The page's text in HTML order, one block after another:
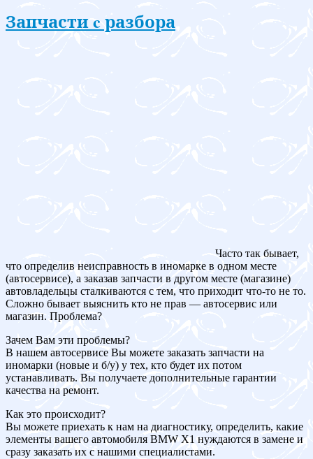
Запчасти c разбора
Часто так бывает,
что определив неисправность в иномарке в одном месте
(автосервисе), а заказав запчасти в другом месте (магазине)
автовладельцы сталкиваются с тем, что приходит что-то не то.
Сложно бывает выяснить кто не прав — автосервис или
магазин. Проблема?
Зачем Вам эти проблемы?
В нашем автосервисе Вы можете заказать запчасти на
иномарки (новые и б/у) у тех, кто будет их потом
устанавливать. Вы получаете дополнительные гарантии
качества на ремонт.
Как это происходит?
Вы можете приехать к нам на диагностику, определить, какие
элементы вашего автомобиля BMW X1 нуждаются в замене и
сразу заказать их с нашими специалистами.